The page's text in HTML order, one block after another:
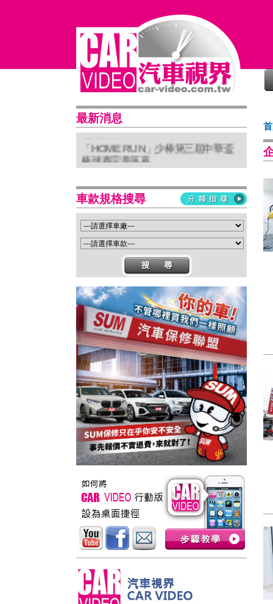
最新消息
普利司通穩馭前行 四大系列改款齊發
進化未來
「HOME RUN」少棒第三屆中華盃
棒球賽完美落幕
亞太首座 Stellantis Brand House 據
Suzuki 新北土城旗艦店盛大開幕
Isuzu屏東2S新據點開幕 強化南台灣
服務網絡
車款規格搜尋